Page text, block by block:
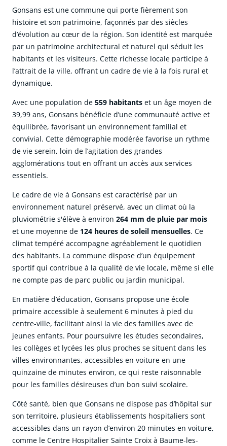
Gonsans est une commune qui porte fièrement son
histoire et son patrimoine, façonnés par des siècles
d’évolution au cœur de la région. Son identité est marquée
par un patrimoine architectural et naturel qui séduit les
habitants et les visiteurs. Cette richesse locale participe à
l’attrait de la ville, offrant un cadre de vie à la fois rural et
dynamique.
Avec une population de 559 habitants et un âge moyen de
39,99 ans, Gonsans bénéficie d’une communauté active et
équilibrée, favorisant un environnement familial et
convivial. Cette démographie modérée favorise un rythme
de vie serein, loin de l’agitation des grandes
agglomérations tout en offrant un accès aux services
essentiels.
Le cadre de vie à Gonsans est caractérisé par un
environnement naturel préservé, avec un climat où la
pluviométrie s'élève à environ 264 mm de pluie par mois
et une moyenne de 124 heures de soleil mensuelles. Ce
climat tempéré accompagne agréablement le quotidien
des habitants. La commune dispose d’un équipement
sportif qui contribue à la qualité de vie locale, même si elle
ne compte pas de parc public ou jardin municipal.
En matière d’éducation, Gonsans propose une école
primaire accessible à seulement 6 minutes à pied du
centre-ville, facilitant ainsi la vie des familles avec de
jeunes enfants. Pour poursuivre les études secondaires,
les collèges et lycées les plus proches se situent dans les
villes environnantes, accessibles en voiture en une
quinzaine de minutes environ, ce qui reste raisonnable
pour les familles désireuses d’un bon suivi scolaire.
Côté santé, bien que Gonsans ne dispose pas d’hôpital sur
son territoire, plusieurs établissements hospitaliers sont
accessibles dans un rayon d’environ 20 minutes en voiture,
comme le Centre Hospitalier Sainte Croix à Baume-les-